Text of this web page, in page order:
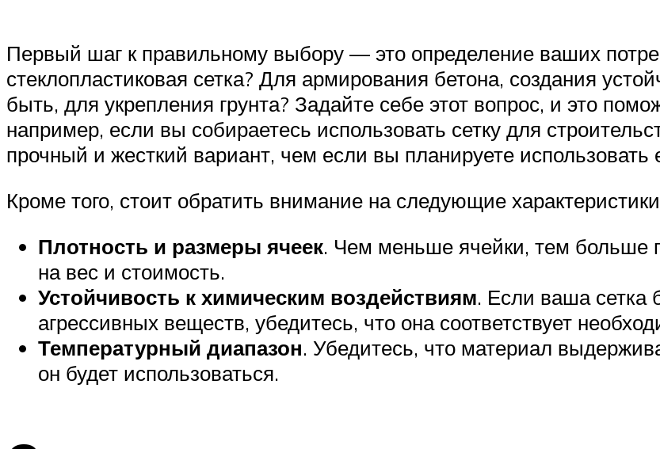
Первый шаг к правильному выбору — это определение ваших
стеклопластиковая сетка? Для армирования бетона, создания
быть, для укрепления грунта? Задайте себе этот вопрос, и это
например, если вы собираетесь использовать сетку для
прочный и жесткий вариант, чем если вы планируете
Кроме того, стоит обратить внимание на следующие
Плотность и размеры ячеек. Чем меньше ячейки, тем больше
на вес и стоимость.
Устойчивость к химическим воздействиям. Если ваша сетка
агрессивных веществ, убедитесь, что она соответствует
Температурный диапазон. Убедитесь, что материал
он будет использоваться.